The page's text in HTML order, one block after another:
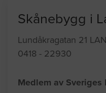
Skånebygg i
Lundåkragatan 21
0418 - 22930
Medlem av